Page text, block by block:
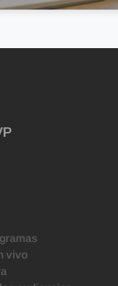
vivo